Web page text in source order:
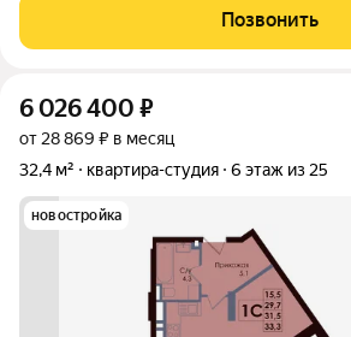
квартира находится в отличном
абсолютно никаких вложений.
Позвонить
6 026 400 ₽
от 28 869 ₽ в месяц
32,4 м²
квартира-студия 6 этаж из 25
новостройка